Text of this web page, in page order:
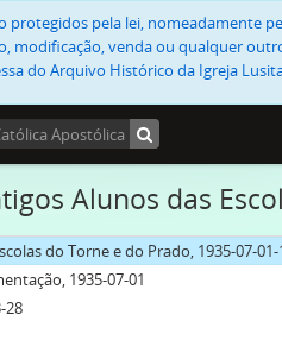
protegidos pela lei, nomeadamente
venda ou qualquer
do Arquivo Histórico da Igreja
Alunos das
do Torne e do Prado, 1935-07-01-
1935-07-01
28